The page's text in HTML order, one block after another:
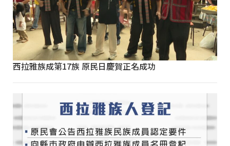
西拉雅族成第17族 原民日慶賀正名成功